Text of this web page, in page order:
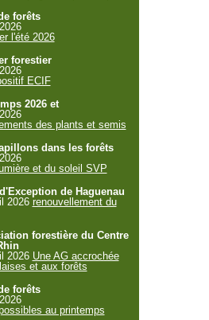
forêts
l'été 2026
forestier
ECIF
2026 et
des plants et semis
dans les forêts
et du soleil SVP
de Haguenau
2026 renouvellement du
forestière du Centre
2026 Une AG accrochée
et aux forêts
forêts
au printemps